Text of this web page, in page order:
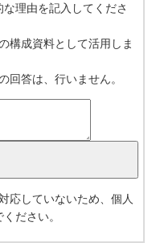
理由を記入してくださ
構成資料として活用しま
回答は、行いません。
応していないため、個人
ださい。